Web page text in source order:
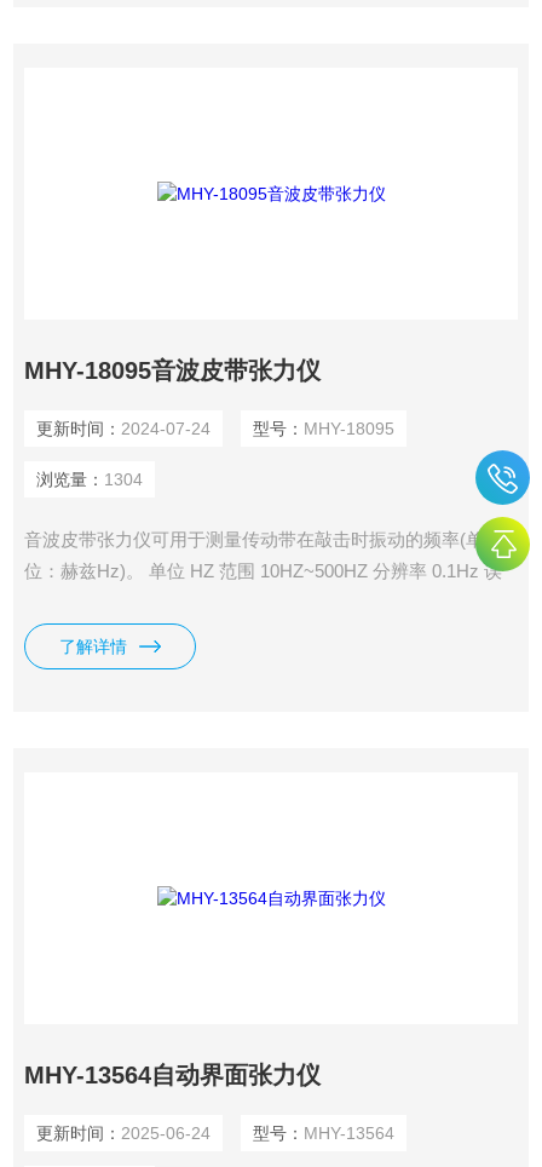
MHY-18095音波皮带张力仪
更新时间： 2024-07-24 型号： MHY-18095
浏览量： 1304
音波皮带张力仪可用于测量传动带在敲击时振动的频率(单
位：赫兹Hz)。 单位 HZ 范围 10HZ~500HZ 分辨率 0.1Hz 误
了解详情
MHY-13564自动界面张力仪
更新时间： 2025-06-24 型号： MHY-13564